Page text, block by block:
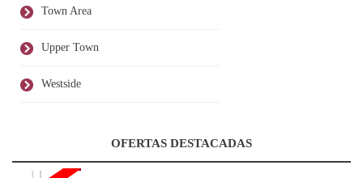
Town Area
Upper Town
Westside
OFERTAS DESTACADAS